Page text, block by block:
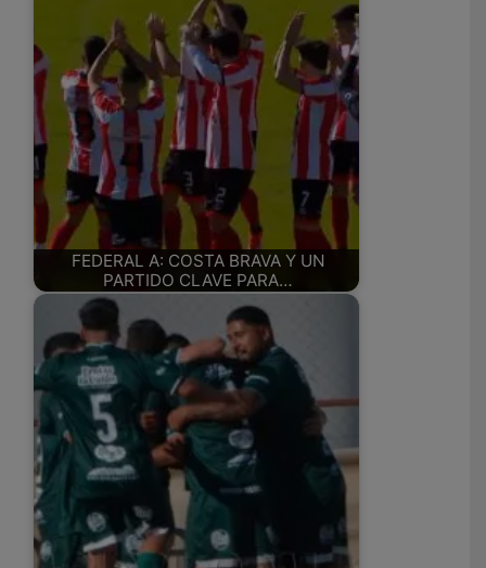
FEDERAL A: COSTA BRAVA Y UN
PARTIDO CLAVE PARA…